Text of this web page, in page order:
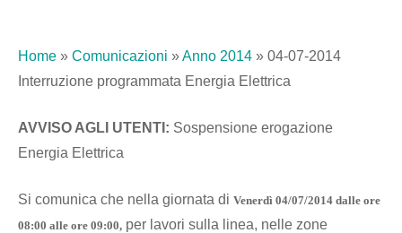
Home » Comunicazioni »Anno 2014 » 04-07-2014
Interruzione programmata Energia Elettrica
AVVISO AGLI UTENTI: Sospensione erogazione
Energia Elettrica
Si comunica che nella giornata di Venerdì 04/07/2014 dalle ore
08:00 alle ore 09:00, per lavori sulla linea, nelle zone